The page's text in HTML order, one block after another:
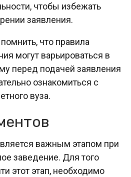
чтобы избежать
заявления.
что правила
могут варьироваться в
перед подачей заявления
ознакомиться с
вуза.
важным этапом при
заведение. Для того
этот этап, необходимо